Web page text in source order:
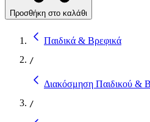
Προσθήκη στο καλάθι
Παιδικά & Βρεφικά
/
Διακόσμηση Παιδικού &
/